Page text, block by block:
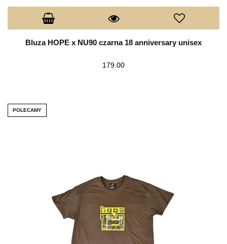
Bluza HOPE x NU90 czarna 18 anniversary unisex
179.00
POLECAMY